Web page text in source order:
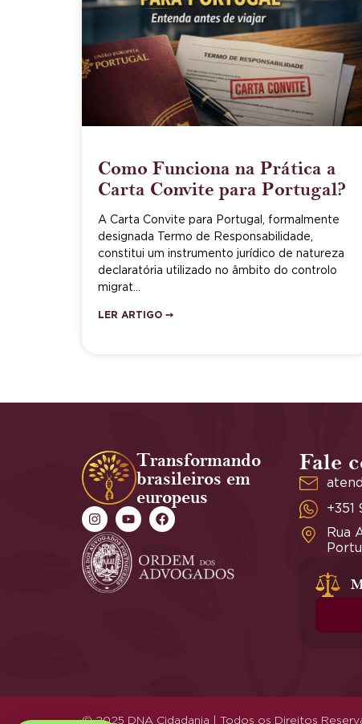
Como Funciona na Prática a
Carta Convite para Portugal?
A Carta Convite para Portugal, formalmente
designada Termo de Responsabilidade,
constitui um instrumento jurídico de natureza
declaratória utilizado no âmbito do controlo
migrat…
LER ARTIGO ➙
Transformando
brasileiros em
europeus
Fale
+351
Rua
© 2025 DNA Cidadania | Todos os Direitos